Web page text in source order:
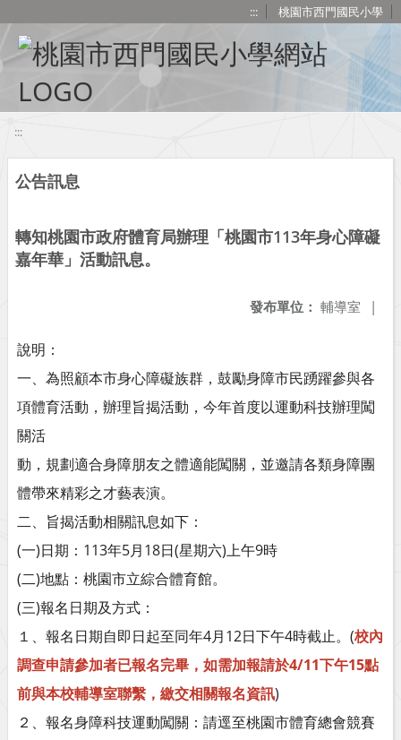
::: 桃園市西門國民小學
:::
公告訊息
轉知桃園市政府體育局辦理「桃園市113年身心障礙
嘉年華」活動訊息。
發布單位： 輔導室 |
說明：
一、為照顧本市身心障礙族群，鼓勵身障市民踴躍參與各
項體育活動，辦理旨揭活動，今年首度以運動科技辦理闖
關活
動，規劃適合身障朋友之體適能闖關，並邀請各類身障團
體帶來精彩之才藝表演。
二、旨揭活動相關訊息如下：
(一)日期：113年5月18日(星期六)上午9時
(二)地點：桃園市立綜合體育館。
(三)報名日期及方式：
１、報名日期自即日起至同年4月12日下午4時截止。(校內
調查申請參加者已報名完畢，如需加報請於4/11下午15點
前與本校輔導室聯繫，繳交相關報名資訊)
２、報名身障科技運動闖關：請逕至桃園市體育總會競賽